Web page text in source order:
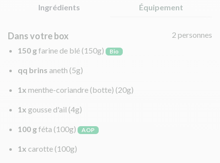
Ingrédients Équipement
Dans votre box
2 personnes
150 gfarine de blé (150g) Bio
qq brins aneth (5g)
1x menthe-coriandre (botte) (20g)
1x gousse d'ail (4g)
100 gféta (100g) AOP
1x carotte (100g)